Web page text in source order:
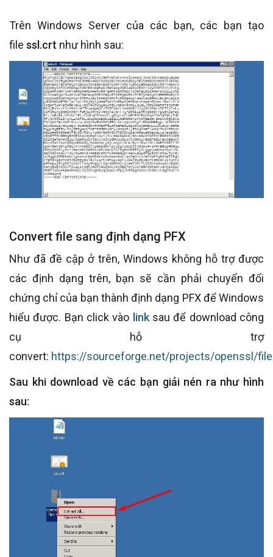
Trên Windows Server của các bạn, các bạn tạo
file ssl.crt như hình sau:
Convert file sang định dạng PFX
Như đã đề cập ở trên, Windows không hỗ trợ được
các định dạng trên, bạn sẽ cần phải chuyển đổi
chứng chỉ của bạn thành định dạng PFX để Windows
hiểu được. Bạn click vào linksau để download công
cụ hỗ trợ
convert: https://sourceforge.net/projects/openssl/
Sau khi download về các bạn giải nén ra như hình
sau: